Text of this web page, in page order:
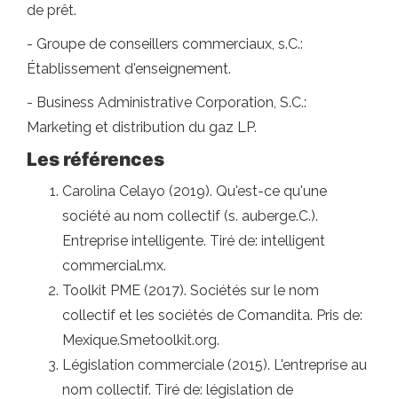
de prêt.
- Groupe de conseillers commerciaux, s.C.:
Établissement d'enseignement.
- Business Administrative Corporation, S.C.:
Marketing et distribution du gaz LP.
Les références
Carolina Celayo (2019). Qu'est-ce qu'une
société au nom collectif (s. auberge.C.).
Entreprise intelligente. Tiré de: intelligent
commercial.mx.
Toolkit PME (2017). Sociétés sur le nom
collectif et les sociétés de Comandita. Pris de:
Mexique.Smetoolkit.org.
Législation commerciale (2015). L'entreprise au
nom collectif. Tiré de: législation de